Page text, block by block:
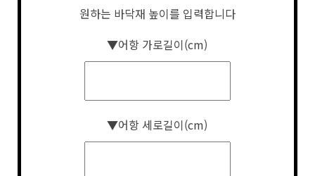
원하는 바닥재 높이를 입력합니다
▼어항 가로길이(cm)
▼어항 세로길이(cm)